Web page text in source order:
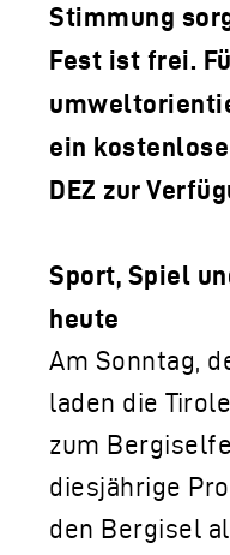
Stimmung
Fest ist frei.
ein
DEZ zur
Sport, Spiel
heute
Am Sonntag,
laden die
zum
diesjährige
den Bergisel